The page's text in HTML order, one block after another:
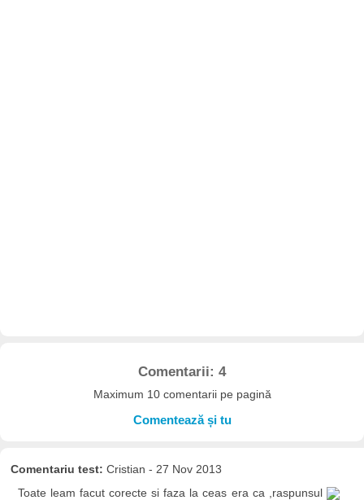
Comentarii: 4
Maximum 10 comentarii pe pagină
Comentează și tu
Comentariu test: Cristian - 27 Nov 2013
Toate leam facut corecte si faza la ceas era ca ,raspunsul